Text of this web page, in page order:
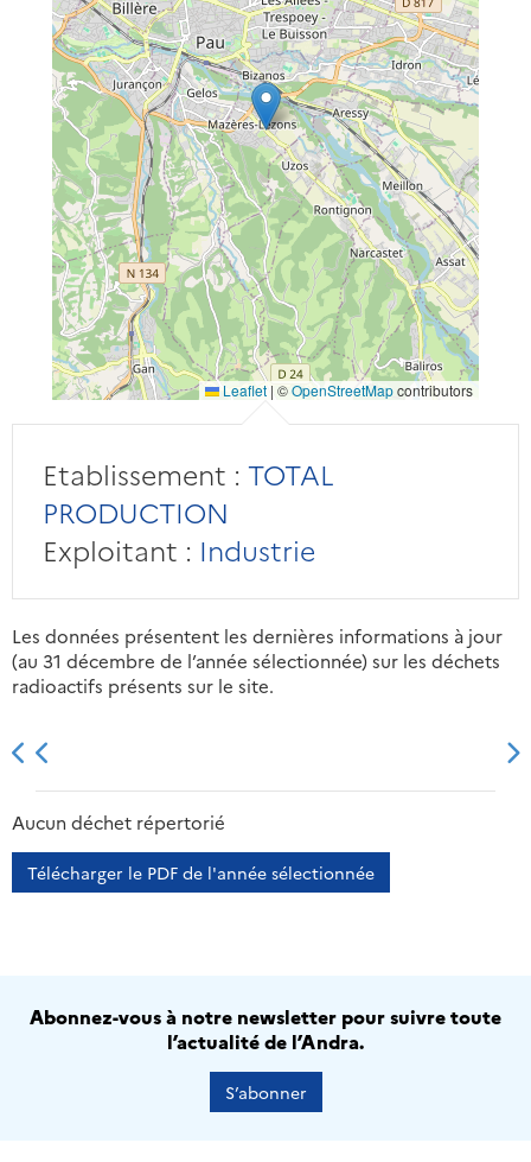
Leaflet | ©OpenStreetMapcontributors
Etablissement : TOTAL
PRODUCTION
Exploitant : Industrie
Les données présentent les dernières informations à jour
(au 31 décembre de l’année sélectionnée) sur les déchets
radioactifs présents sur le site.
2013 2014
Aucun déchet répertorié
Télécharger le PDF de l'année sélectionnée
Abonnez-vous à notre newsletter pour suivre toute
l’actualité de l’Andra.
S’abonner